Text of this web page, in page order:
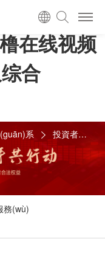
久精品福
在线视频
合
系 投資者服務(wù)
務(wù)